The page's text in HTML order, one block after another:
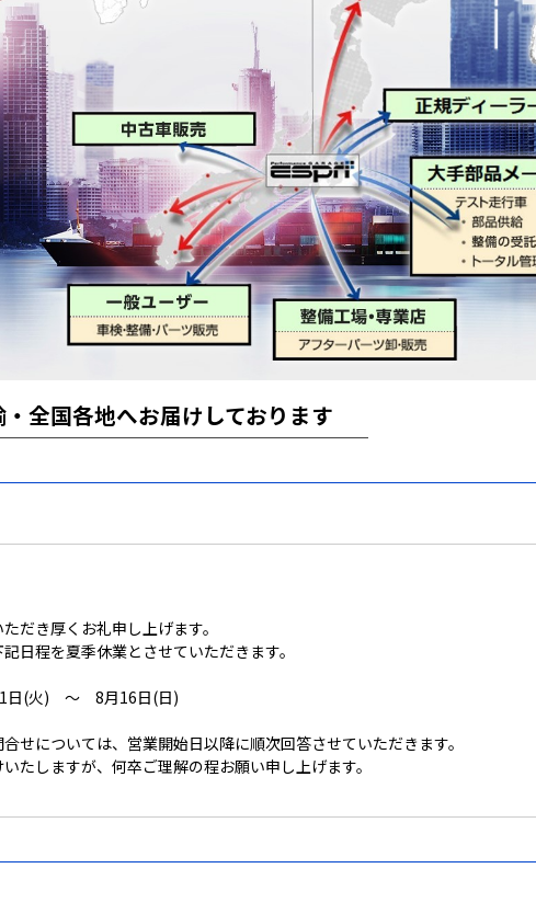
全国各地へお届けしております
だき厚くお礼申し上げます。
日程を夏季休業とさせていただきます。
日(火) ～ 8月16日(日)
せについては、営業開始日以降に順次回答させていただきます。
たしますが、何卒ご理解の程お願い申し上げます。